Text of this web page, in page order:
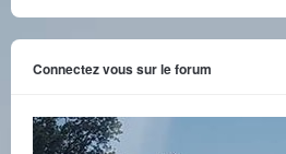
Connectez vous sur le forum